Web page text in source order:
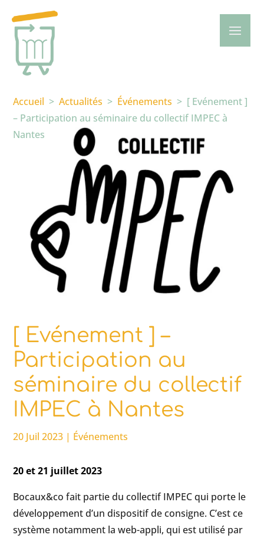
Accueil >Actualités > Événements > [ Evénement ]
– Participation au séminaire du collectif IMPEC à
Nantes
[ Evénement ] –
Participation au
séminaire du collectif
IMPEC à Nantes
20 Juil 2023 | Événements
20 et 21 juillet 2023
Bocaux&co fait partie du collectif IMPEC qui porte le
développement d’un dispositif de consigne. C’est ce
système notamment la web-appli, qui est utilisé par